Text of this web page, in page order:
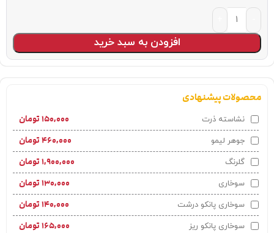
افزودن به سبد خرید
محصولات پیشنهادی
نشاسته ذرت ۱۵۰,۰۰۰ تومان
جوهر لیمو ۴۶۰,۰۰۰ تومان
گلرنگ ۱,۹۰۰,۰۰۰ تومان
سوخاری ۱۳۰,۰۰۰ تومان
سوخاری پانکو درشت ۱۴۰,۰۰۰ تومان
سوخاری پانکو ریز ۱۶۵,۰۰۰ تومان